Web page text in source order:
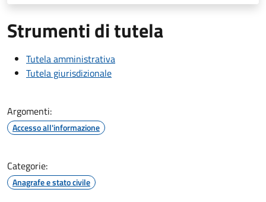
Strumenti di tutela
Tutela amministrativa
Tutela giurisdizionale
Argomenti:
Accesso all'informazione
Categorie:
Anagrafe e stato civile